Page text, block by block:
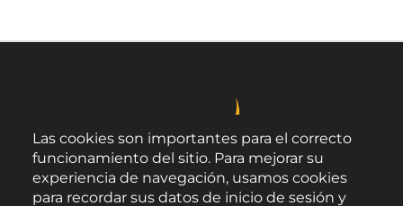
Las cookies son importantes para el correcto
funcionamiento del sitio. Para mejorar su
experiencia de navegación, usamos cookies
para recordar sus datos de inicio de sesión y